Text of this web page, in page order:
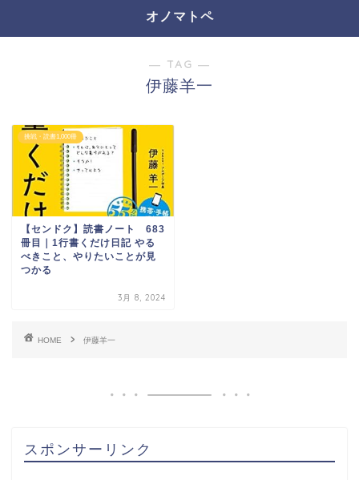
オノマトペ
― TAG ―
伊藤羊一
挑戦・読書1,000冊
【センドク】読書ノート 683
冊目｜1行書くだけ日記 やる
べきこと、やりたいことが見
つかる
3月 8, 2024
HOME 伊藤羊一
スポンサーリンク